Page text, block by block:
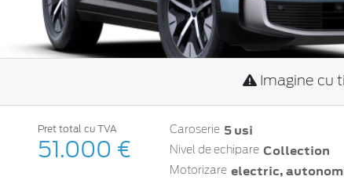
Imagine cu
Pret total cu TVA
51.000 €
Caroserie 5 usi
Nivel de echipare Collection
Motorizare electric,